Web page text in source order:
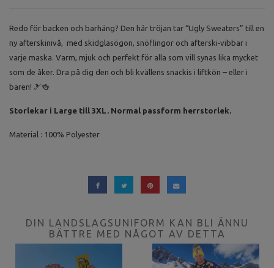
Redo för backen och barhäng? Den här tröjan tar “Ugly Sweaters” till en
ny afterskinivå, med skidglasögon, snöflingor och afterski‑vibbar i
varje maska. Varm, mjuk och perfekt för alla som vill synas lika mycket
som de åker. Dra på dig den och bli kvällens snackis i liftkön – eller i
baren! 🎿🍻
Storlekar i Large till 3XL. Normal passform herrstorlek.
Material : 100% Polyester
DIN LANDSLAGSUNIFORM KAN BLI ÄNNU
BÄTTRE MED NÅGOT AV DETTA